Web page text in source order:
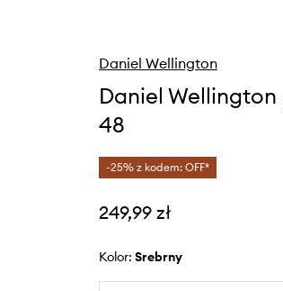
Daniel Wellington
Daniel Wellington
48
-25% z kodem: OFF*
249,99 zł
Kolor: srebrny